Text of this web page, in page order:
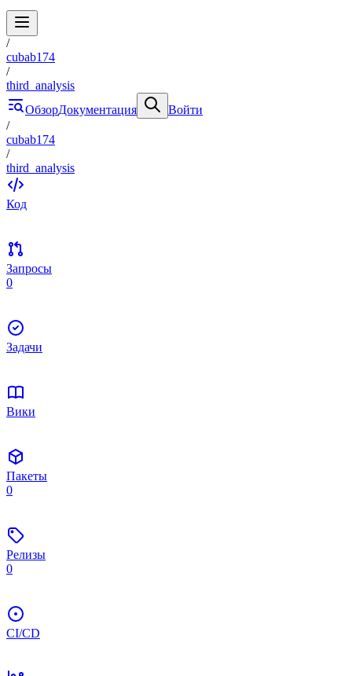
/
cubab174
/
third_analysis
ОбзорДокументация
Войти
/
cubab174
/
third_analysis
Код
Запросы
0
Задачи
Вики
Пакеты
0
Релизы
0
CI/CD